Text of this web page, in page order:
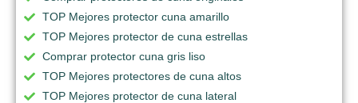
TOP Mejores protector cuna amarillo
TOP Mejores protector de cuna estrellas
Comprar protector cuna gris liso
TOP Mejores protectores de cuna altos
TOP Mejores protector de cuna lateral